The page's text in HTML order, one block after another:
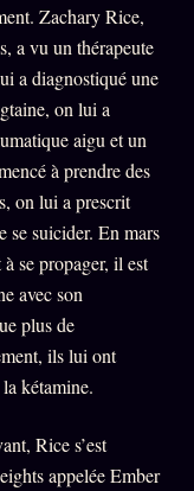
Zachary Rice,
a vu un thérapeute
a diagnostiqué une
on lui a
aigu et un
à prendre des
on lui a prescrit
se suicider. En mars
se propager, il est
avec son
plus de
ils lui ont
kétamine.
Rice s’est
appelée Ember